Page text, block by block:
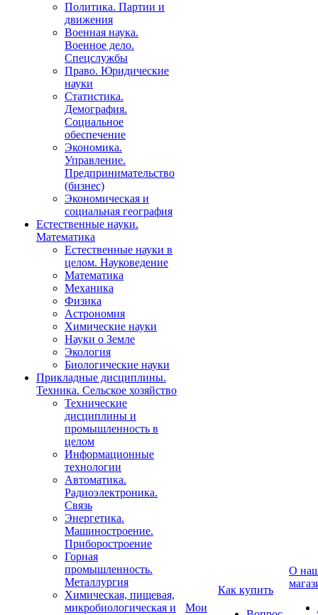
Политика. Партии и
движения
Военная наука.
Военное дело.
Спецслужбы
Право. Юридические
науки
Статистика.
Демография.
Социальное
обеспечение
Экономика.
Управление.
Предпринимательство
(бизнес)
Экономическая и
социальная география
Естественные науки.
Математика
Естественные науки в
целом. Науковедение
Математика
Механика
Физика
Астрономия
Химические науки
Науки о Земле
Экология
Биологические науки
Прикладные дисциплины.
Техника. Сельское хозяйство
Технические
дисциплины и
промышленность в
целом
Информационные
технологии
Автоматика.
Радиоэлектроника.
Связь
Энергетика.
Машиностроение.
Приборостроение
Горная
промышленность.
Металлургия
Химическая, пищевая,
микробиологическая и
Мои
Как купить
О